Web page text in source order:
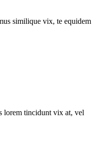
similique vix, te equidem
lorem tincidunt vix at, vel